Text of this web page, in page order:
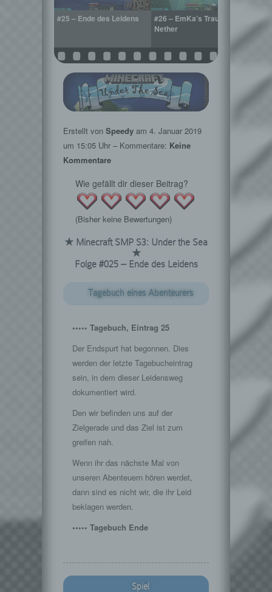
#25 – Ende des Leidens
#26 – EmKa’s Traum
Nether
#27
Erstellt von Speedy am 4. Januar 2019
um 15:05 Uhr – Kommentare: Keine
Kommentare
Wie gefällt dir dieser Beitrag?
(Bisher keine Bewertungen)
★ Minecraft SMP S3: Under the Sea
★
Folge #025 – Ende des Leidens
Tagebuch eines Abenteurers
••••• Tagebuch, Eintrag 25
Der Endspurt hat begonnen. Dies
werden der letzte Tagebucheintrag
sein, in dem dieser Leidensweg
dokumentiert wird.
Den wir befinden uns auf der
Zielgerade und das Ziel ist zum
greifen nah.
Wenn ihr das nächste Mal von
unseren Abenteuern hören werdet,
dann sind es nicht wir, die ihr Leid
beklagen werden.
••••• Tagebuch Ende
Spiel